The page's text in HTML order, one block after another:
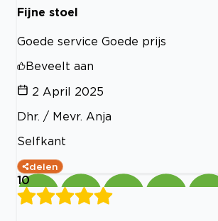
Fijne stoel
Goede service Goede prijs
Beveelt aan
2 April 2025
Dhr. / Mevr. Anja
Selfkant
delen
10